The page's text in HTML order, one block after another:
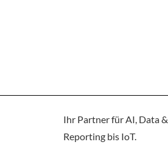
Ihr Partner für AI, Data
Reporting bis IoT.